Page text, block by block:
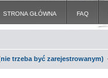
STRONA GŁÓWNA FAQ
trzeba być zarejestrowanym)